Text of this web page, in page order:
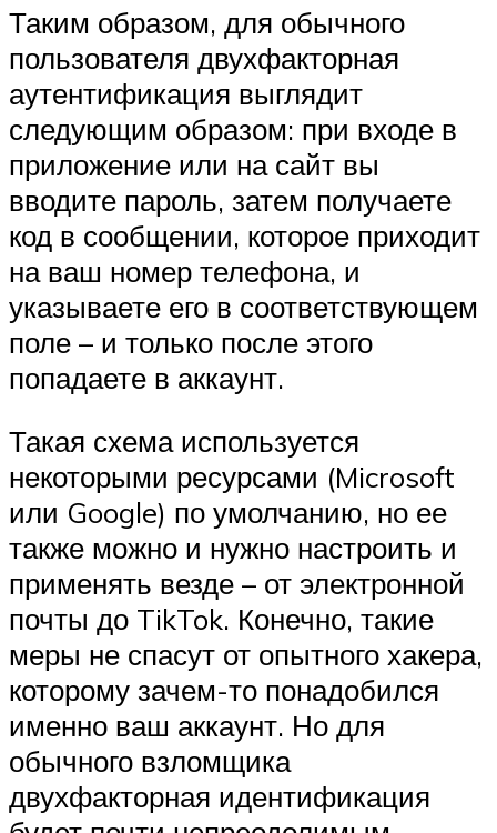
Таким образом, для обычного
пользователя двухфакторная
аутентификация выглядит
следующим образом: при входе в
приложение или на сайт вы
вводите пароль, затем получаете
код в сообщении, которое приходит
на ваш номер телефона, и
указываете его в соответствующем
поле – и только после этого
попадаете в аккаунт.
Такая схема используется
некоторыми ресурсами (Microsoft
или Google) по умолчанию, но ее
также можно и нужно настроить и
применять везде – от электронной
почты до TikTok. Конечно, такие
меры не спасут от опытного хакера,
которому зачем-то понадобился
именно ваш аккаунт. Но для
обычного взломщика
двухфакторная идентификация